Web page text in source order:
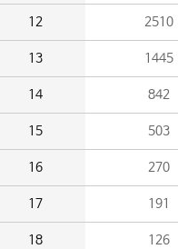
12 2510
13 1445
14 842
15 503
16 270
17 191
18 126